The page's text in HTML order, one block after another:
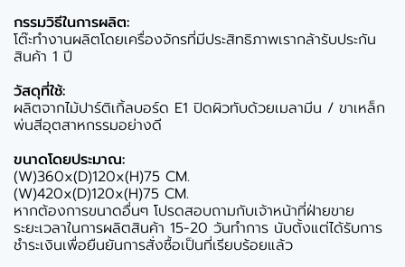
กรรมวิธีในการผลิต:
โต๊ะทำงานผลิตโดยเครื่องจักรที่มีประสิทธิภาพเรากล้ารับประกัน
สินค้า 1 ปี
วัสดุที่ใช้:
ผลิตจากไม้ปาร์ติเกิ้ลบอร์ด E1 ปิดผิวทับด้วยเมลามีน / ขาเหล็ก
พ่นสีอุตสาหกรรมอย่างดี
ขนาดโดยประมาณ:
(W)360x(D)120x(H)75 CM.
(W)420x(D)120x(H)75 CM.
หากต้องการขนาดอื่นๆ โปรดสอบถามกับเจ้าหน้าที่ฝ่ายขาย
ระยะเวลาในการผลิตสินค้า 15-20 วันทำการ นับตั้งแต่ได้รับการ
ชำระเงินเพื่อยืนยันการสั่งซื้อเป็นที่เรียบร้อยแล้ว